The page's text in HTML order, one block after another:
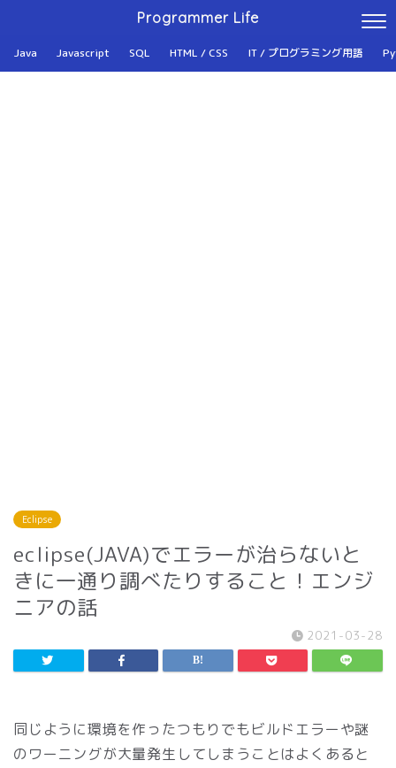
Programmer Life
Java Javascript SQL HTML / CSS IT / プログラミング用語
Eclipse
eclipse(JAVA)でエラーが治らないと
きに一通り調べたりすること！エンジ
ニアの話
2021-03-28
同じように環境を作ったつもりでもビルドエラーや謎
のワーニングが大量発生してしまうことはよくあると